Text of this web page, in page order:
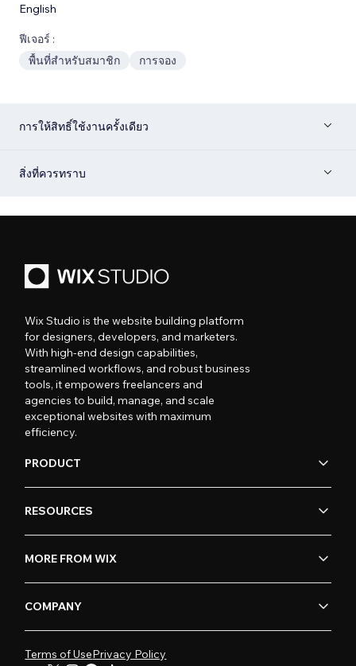
English
ฟีเจอร์ :
พื้นที่สำหรับสมาชิก
การจอง
การให้สิทธิ์ใช้งานครั้งเดียว
สิ่งที่ควรทราบ
Wix Studio is the website building platform
for designers, developers, and marketers.
With high-end design capabilities,
streamlined workflows, and robust business
tools, it empowers freelancers and
agencies to build, manage, and scale
exceptional websites with maximum
efficiency.
PRODUCT
RESOURCES
MORE FROM WIX
COMPANY
Terms of UsePrivacy Policy